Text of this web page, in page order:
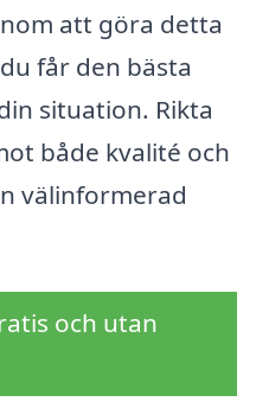
att göra detta
får den bästa
situation. Rikta
både kvalité och
välinformerad
och utan